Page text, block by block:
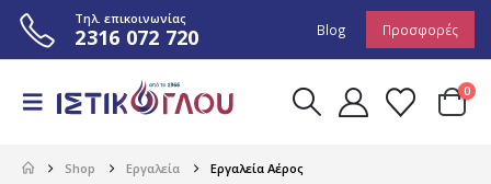
Τηλ. επικοινωνίας
2316 072 720 Blog Προσφορές
0
Shop Εργαλεία Εργαλεία Αέρος